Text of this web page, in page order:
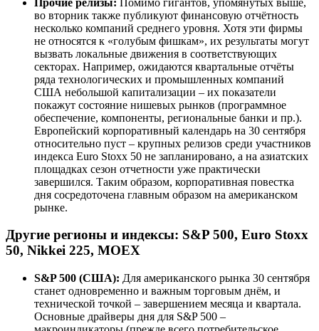
во вторник также публикуют финансовую отчётность
несколько компаний среднего уровня. Хотя эти фирмы
не относятся к «голубым фишкам», их результаты могут
вызвать локальные движения в соответствующих
секторах. Например, ожидаются квартальные отчёты
ряда технологических и промышленных компаний
США небольшой капитализации – их показатели
покажут состояние нишевых рынков (программное
обеспечение, компоненты, региональные банки и пр.).
Европейский корпоративный календарь на 30 сентября
относительно пуст – крупных релизов среди участников
индекса Euro Stoxx 50 не запланировано, а на азиатских
площадках сезон отчетности уже практически
завершился. Таким образом, корпоративная повестка
дня сосредоточена главным образом на американском
рынке.
Другие регионы и индексы: S&P 500, Euro Stoxx
50, Nikkei 225, MOEX
S&P 500 (США): Для американского рынка 30 сентября
станет одновременно и важным торговым днём, и
технической точкой – завершением месяца и квартала.
Основные драйверы дня для S&P 500 –